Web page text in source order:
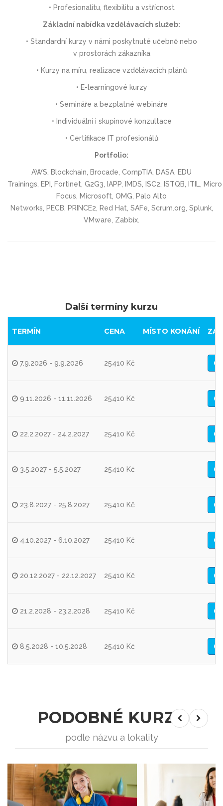
• Profesionalitu, flexibilitu a vstřícnost
Základní nabídka vzdělávacích služeb:
• Standardní kurzy v námi poskytnuté učebně nebo
v prostorách zákazníka
• Kurzy na míru, realizace vzdělávacích plánů
• E-learningové kurzy
• Semináře a bezplatné webináře
• Individuální i skupinové konzultace
• Certifikace IT profesionálů
Portfolio:
AWS, Blockchain, Brocade, CompTIA, DASA, EDU
Trainings, EPI, Fortinet, G2G3, IAPP, IMDS, ISC2, ISTQB, ITIL, Micro
Focus, Microsoft, OMG, Palo Alto
Networks, PECB, PRINCE2, Red Hat, SAFe, Scrum.org, Splunk,
VMware, Zabbix.
Další termíny kurzu
TERMÍN CENA MÍSTO KONÁNÍ
7.9.2026 - 9.9.2026 25410 Kč
9.11.2026 - 11.11.2026 25410 Kč
22.2.2027 - 24.2.2027 25410 Kč
3.5.2027 - 5.5.2027 25410 Kč
23.8.2027 - 25.8.2027 25410 Kč
4.10.2027 - 6.10.2027 25410 Kč
20.12.2027 - 22.12.2027 25410 Kč
21.2.2028 - 23.2.2028 25410 Kč
8.5.2028 - 10.5.2028 25410 Kč
PODOBNÉ KURZY
podle názvu a lokality